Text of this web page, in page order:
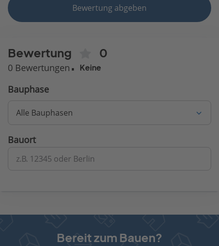
Bewertung abgeben
Bewertung 0
0 Bewertungen Keine
Bauphase
Alle Bauphasen
Bauort
z.B. 12345 oder Berlin
Bereit zum Bauen?